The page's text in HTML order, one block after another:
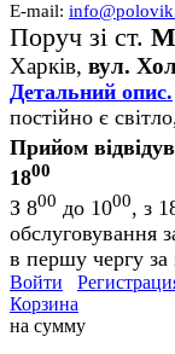
E-mail:
Поруч зі ст. М
Харків, вул.
Детальний опис.
постійно є
Прийом
1800
З 800 до 1000, з
обслуговування
в першу чергу за
Войти
Корзина
на сумму